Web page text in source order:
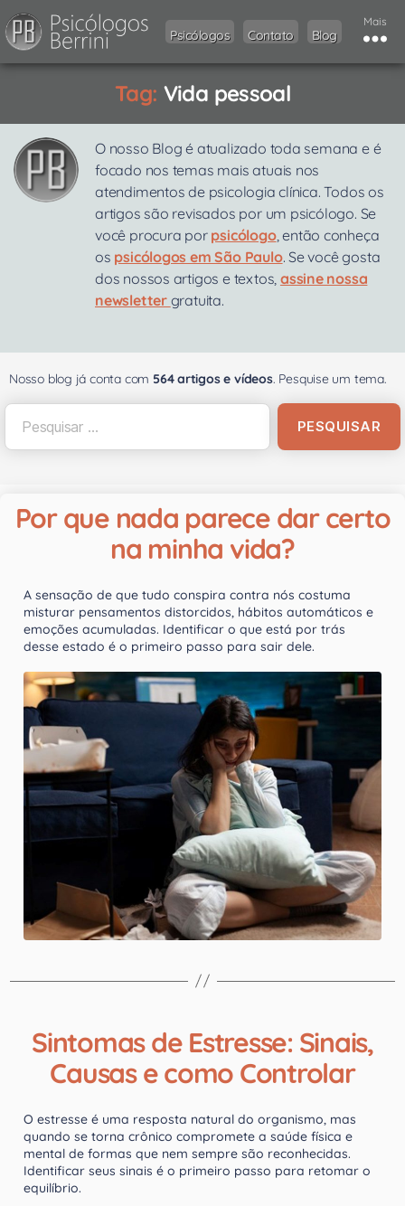
Psicólogos Contato Blog
Mais
Tag: Vida pessoal
O nosso Blog é atualizado toda semana e é
focado nos temas mais atuais nos
atendimentos de psicologia clínica. Todos os
artigos são revisados por um psicólogo. Se
você procura por psicólogo, então conheça
os psicólogos em São Paulo. Se você gosta
dos nossos artigos e textos, assine nossa
newsletter gratuita.
Nosso blog já conta com 564 artigos e vídeos. Pesquise um tema.
Por que nada parece dar certo
na minha vida?
A sensação de que tudo conspira contra nós costuma
misturar pensamentos distorcidos, hábitos automáticos e
emoções acumuladas. Identificar o que está por trás
desse estado é o primeiro passo para sair dele.
Sintomas de Estresse: Sinais,
Causas e como Controlar
O estresse é uma resposta natural do organismo, mas
quando se torna crônico compromete a saúde física e
mental de formas que nem sempre são reconhecidas.
Identificar seus sinais é o primeiro passo para retomar o
equilíbrio.